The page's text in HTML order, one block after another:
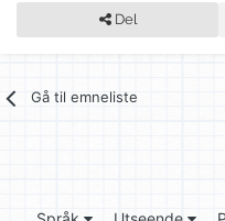
Del
Gå til emneliste